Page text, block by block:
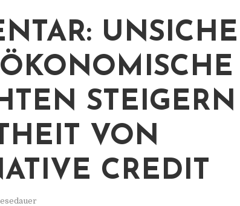
STEIGERN
VON
CREDIT